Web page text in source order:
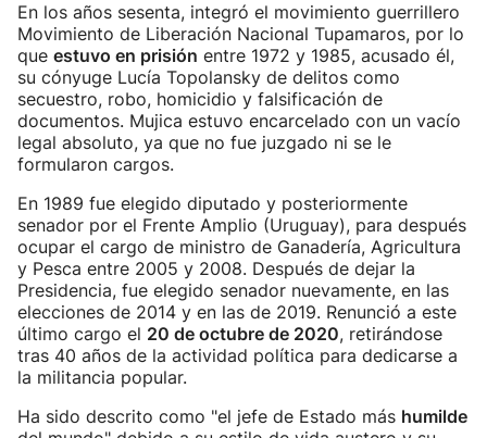
En los años sesenta, integró el movimiento guerrillero
Movimiento de Liberación Nacional Tupamaros, por lo
que estuvo en prisión entre 1972 y 1985, acusado él,
su cónyuge Lucía Topolansky de delitos como
secuestro, robo, homicidio y falsificación de
documentos. Mujica estuvo encarcelado con un vacío
legal absoluto, ya que no fue juzgado ni se le
formularon cargos.
En 1989 fue elegido diputado y posteriormente
senador por el Frente Amplio (Uruguay), para después
ocupar el cargo de ministro de Ganadería, Agricultura
y Pesca entre 2005 y 2008. Después de dejar la
Presidencia, fue elegido senador nuevamente, en las
elecciones de 2014 y en las de 2019. Renunció a este
último cargo el 20 de octubre de 2020, retirándose
tras 40 años de la actividad política para dedicarse a
la militancia popular.
Ha sido descrito como "el jefe de Estado más humilde